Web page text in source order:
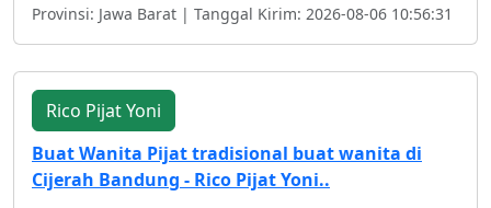
Provinsi: Jawa Barat | Tanggal Kirim: 2026-08-06 10:56:31
Rico Pijat Yoni
Buat Wanita Pijat tradisional buat wanita di
Cijerah Bandung - Rico Pijat Yoni..